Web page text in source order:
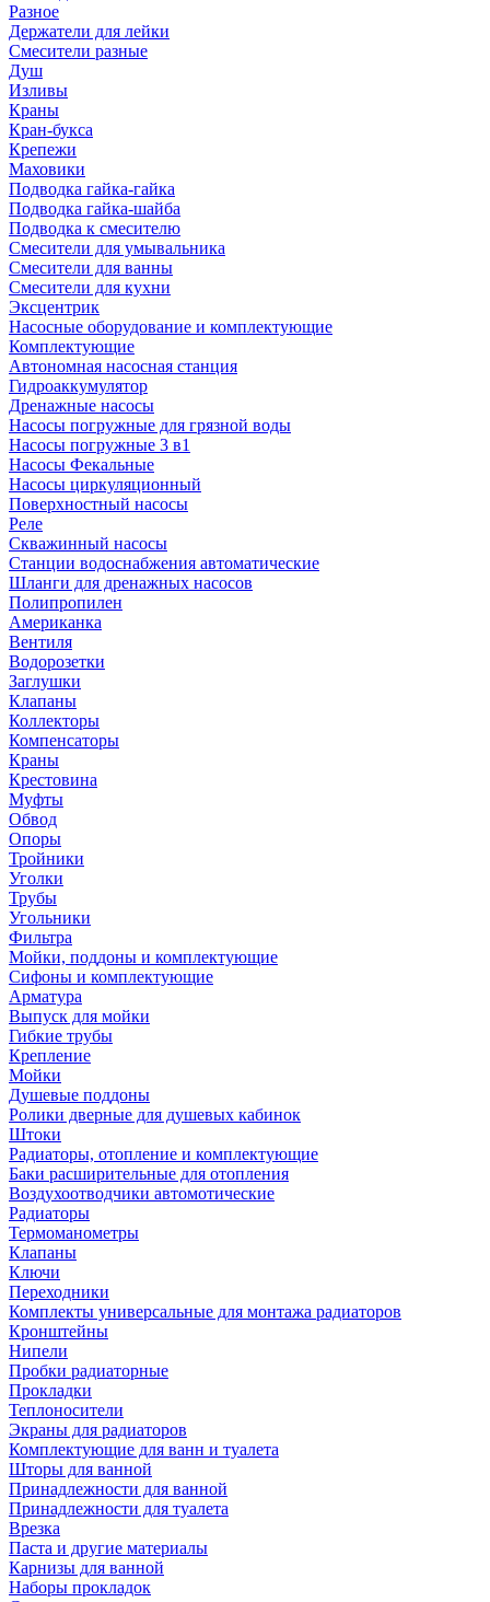
Разное
Держатели для лейки
Смесители разные
Душ
Изливы
Краны
Кран-букса
Крепежи
Маховики
Подводка гайка-гайка
Подводка гайка-шайба
Подводка к смесителю
Смесители для умывальника
Смесители для ванны
Смесители для кухни
Эксцентрик
Насосные оборудование и комплектующие
Комплектующие
Автономная насосная станция
Гидроаккумулятор
Дренажные насосы
Насосы погружные для грязной воды
Насосы погружные 3 в1
Насосы Фекальные
Насосы циркуляционный
Поверхностный насосы
Реле
Скважинный насосы
Станции водоснабжения автоматические
Шланги для дренажных насосов
Полипропилен
Американка
Вентиля
Водорозетки
Заглушки
Клапаны
Коллекторы
Компенсаторы
Краны
Крестовина
Муфты
Обвод
Опоры
Тройники
Уголки
Трубы
Угольники
Фильтра
Мойки, поддоны и комплектующие
Сифоны и комплектующие
Арматура
Выпуск для мойки
Гибкие трубы
Крепление
Мойки
Душевые поддоны
Ролики дверные для душевых кабинок
Штоки
Радиаторы, отопление и комплектующие
Баки расширительные для отопления
Воздухоотводчики автомотические
Радиаторы
Термоманометры
Клапаны
Ключи
Переходники
Комплекты универсальные для монтажа радиаторов
Кронштейны
Нипели
Пробки радиаторные
Прокладки
Теплоносители
Экраны для радиаторов
Комплектующие для ванн и туалета
Шторы для ванной
Принадлежности для ванной
Принадлежности для туалета
Врезка
Паста и другие материалы
Карнизы для ванной
Наборы прокладок